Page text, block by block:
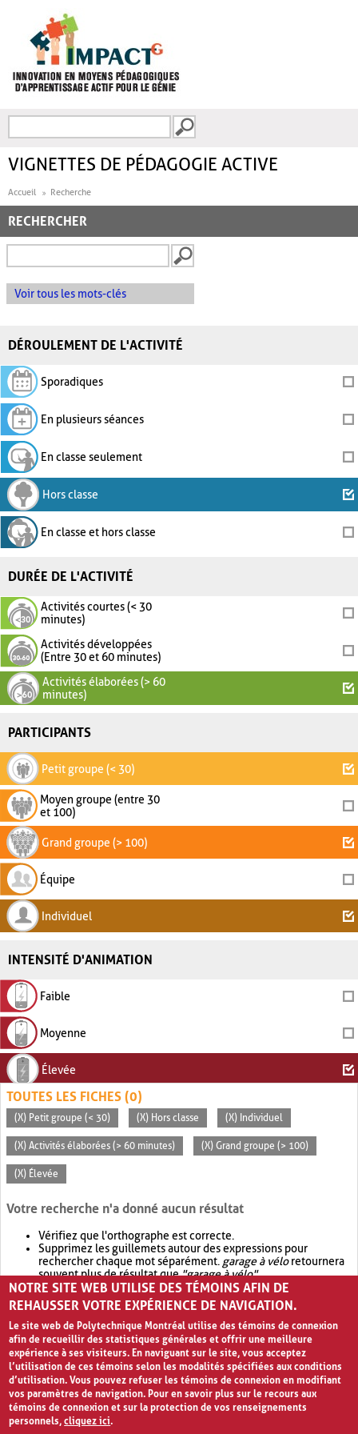
FORMULAIRE DE
VIGNETTES DE PÉDAGOGIE ACTIVE
Accueil Recherche
RECHERCHER
Voir tous les mots-clés
DÉROULEMENT DE L'ACTIVITÉ
Sporadiques
En plusieurs séances
En classe seulement
Hors classe
En classe et hors classe
DURÉE DE L'ACTIVITÉ
Activités courtes (< 30
minutes)
Activités développées
(Entre 30 et 60 minutes)
Activités élaborées (> 60
minutes)
PARTICIPANTS
Petit groupe (< 30)
Moyen groupe (entre 30
et 100)
Grand groupe (> 100)
Équipe
Individuel
INTENSITÉ D'ANIMATION
Faible
Moyenne
Élevée
TOUTES LES FICHES (0)
(X) Petit groupe (< 30) (X) Hors classe (X) Individuel
(X) Activités élaborées (> 60 minutes) (X) Grand groupe (> 100)
(X) Élevée
Votre recherche n'a donné aucun résultat
Vérifiez que l'orthographe est correcte.
Supprimez les guillemets autour des expressions pour
rechercher chaque mot séparément. garage à véloretournera
souvent plus de résultat que"garage à vélo".
Envisagez d'élargir votre recherche avec OR.garage OR vélo
retournera souvent plus de résultat quegarage à vélo
NOTRE SITE WEB UTILISE DES TÉMOINS AFIN DE
REHAUSSER VOTRE EXPÉRIENCE DE NAVIGATION.
Le site web de Polytechnique Montréal utilise des témoins de connexion
afin de recueillir des statistiques générales et offrir une meilleure
expérience à ses visiteurs. En naviguant sur le site, vous acceptez
l’utilisation de ces témoins selon les modalités spécifiées aux conditions
d’utilisation. Vous pouvez refuser les témoins de connexion en modifiant
vos paramètres de navigation. Pour en savoir plus sur le recours aux
témoins de connexion et sur la protection de vos renseignements
personnels,cliquez ici.